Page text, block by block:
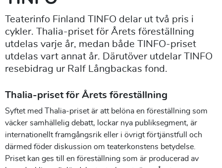
Teaterinfo Finland TINFO delar ut två pris i
cykler. Thalia-priset för Årets föreställning
utdelas varje år, medan både TINFO-priset
utdelas vart annat år. Därutöver utdelar TINFO
resebidrag ur Ralf Långbackas fond.
Thalia-priset för Årets föreställning
Syftet med Thalia-priset är att belöna en föreställning som
väcker samhällelig debatt, lockar nya publiksegment, är
internationellt framgångsrik eller i övrigt förtjänstfull och
därmed föder diskussion om teaterkonstens betydelse.
Priset kan ges till en föreställning som är producerad av